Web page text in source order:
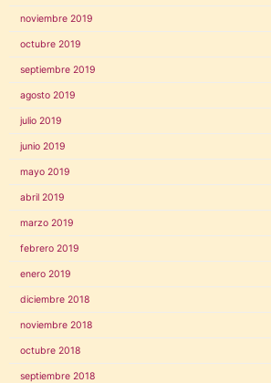
noviembre 2019
octubre 2019
septiembre 2019
agosto 2019
julio 2019
junio 2019
mayo 2019
abril 2019
marzo 2019
febrero 2019
enero 2019
diciembre 2018
noviembre 2018
octubre 2018
septiembre 2018